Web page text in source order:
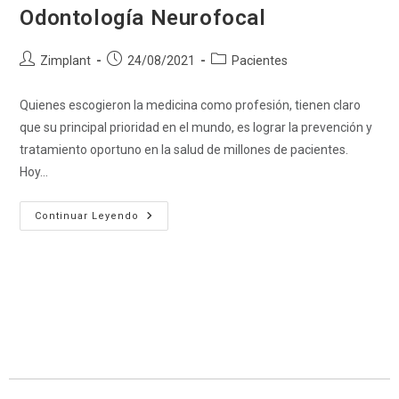
Odontología Neurofocal
Zimplant 24/08/2021 Pacientes
Quienes escogieron la medicina como profesión, tienen claro
que su principal prioridad en el mundo, es lograr la prevención y
tratamiento oportuno en la salud de millones de pacientes.
Hoy…
Continuar Leyendo